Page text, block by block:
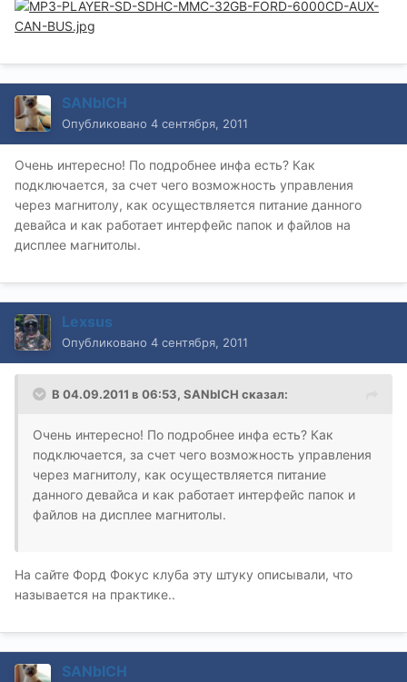
SANbICH
Опубликовано 4 сентября, 2011
Очень интересно! По подробнее инфа есть? Как
подключается, за счет чего возможность управления
через магнитолу, как осуществляется питание данного
девайса и как работает интерфейс папок и файлов на
дисплее магнитолы.
Lexsus
Опубликовано 4 сентября, 2011
В 04.09.2011 в 06:53, SANbICH сказал:
Очень интересно! По подробнее инфа есть? Как
подключается, за счет чего возможность управления
через магнитолу, как осуществляется питание
данного девайса и как работает интерфейс папок и
файлов на дисплее магнитолы.
На сайте Форд Фокус клуба эту штуку описывали, что
называется на практике..
SANbICH